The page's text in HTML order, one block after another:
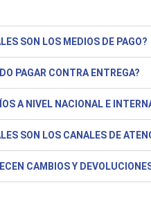
SON LOS MEDIOS DE PAGO?
PAGAR CONTRA ENTREGA?
A NIVEL NACIONAL E
SON LOS CANALES DE
CAMBIOS Y